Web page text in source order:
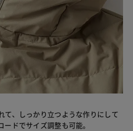
て、しっかり立つような作りにして
ドでサイズ調整も可能。